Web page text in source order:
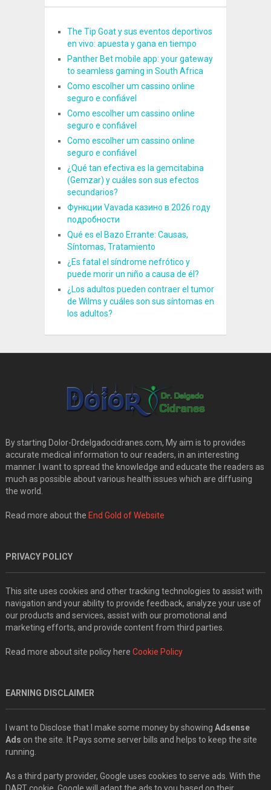
The Tip Goat y sus eventos deportivos
en vivo: apuesta y gana en tiempo
Panther Bet mobile app: your gateway
to seamless gaming in South Africa
Como escolher um cassino online
seguro e confiável
Como escolher um cassino online
seguro e confiável
Como escolher um cassino online
seguro e confiável
¿Qué tan efectiva es la gemcitabina
(Gemzar) y cuáles son sus efectos
secundarios?
Функции Vavada казино в 2026 году
подробности
Qué es el Bazo Errante: Causas,
Síntomas, Tratamiento
¿Es fatal el síndrome nefrótico y
puede morir un niño a causa de él?
¿Los adultos pueden contraer el tumor
de Wilms y cuáles son sus síntomas en
los adultos?
By starting Dolor-Drdelgadocidranes.com, My aim is to provides
accurate medical information to our readers, in an interesting
manner. I want to spread the knowledge and educate the readers as
much as possible about various health issues which are diffusing
the world.
Read more about the End Gold of Website
PRIVACY POLICY
This site uses cookies and other tracking technologies to assist with
navigation and your ability to provide feedback, analyze your use of
our products and services, assist with our promotional and
marketing efforts, and provide content from third parties.
Read more about site policy here Cookie Policy
EARNING DISCLAIMER
I want to Disclose that I make some money by showing Adsense
Ads on the site. It Pays some server bills and helps to keep the site
running.
As a third party provider, Google uses cookies to serve ads. With the